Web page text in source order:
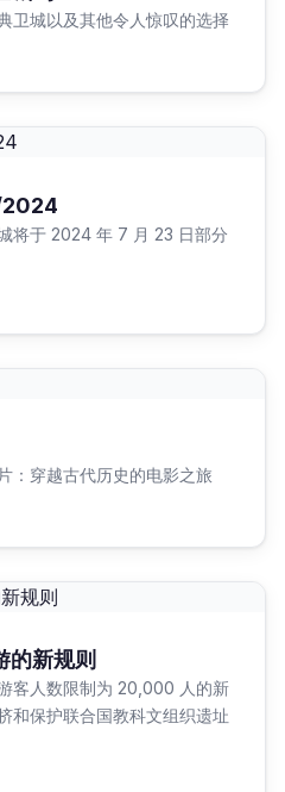
卫城以及其他令人惊叹的选择
2024
将于 2024 年 7 月 23 日部分
：穿越古代历史的电影之旅
的新规则
客人数限制为 20,000 人的新
和保护联合国教科文组织遗址